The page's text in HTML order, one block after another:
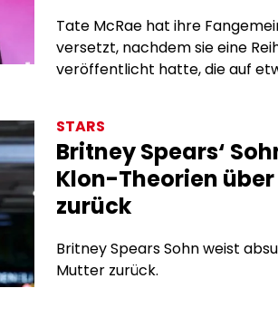
Tate McRae hat ihre
versetzt, nachdem sie eine
veröffentlicht hatte, die auf
der Sängerin. Jedes davon
Auftritte bei Osheaga und
ein winziges Detail brachte die
STARS
Britney Spears‘
Klon-Theorien
zurück
Britney Spears Sohn weist
Mutter zurück.